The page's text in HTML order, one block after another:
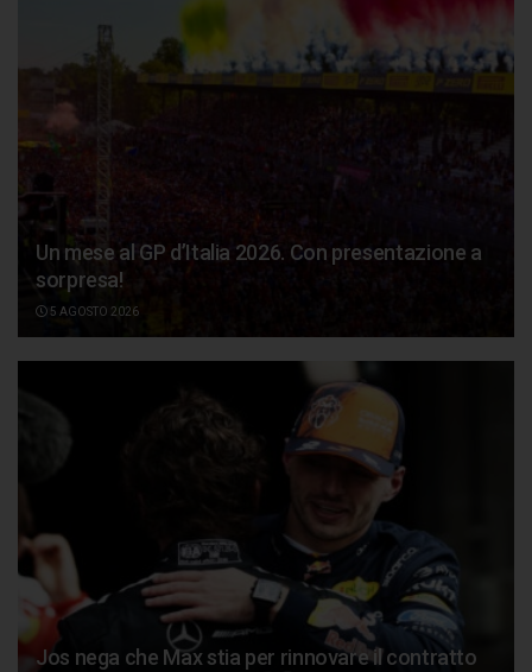
Un mese al GP d’Italia 2026. Con presentazione a
sorpresa!
5 AGOSTO 2026
Jos nega che Max stia per rinnovare il contratto